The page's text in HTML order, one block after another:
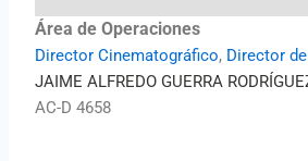
Área de Operaciones
Director Cinematográfico, Director
JAIME ALFREDO GUERRA
AC-D 4658